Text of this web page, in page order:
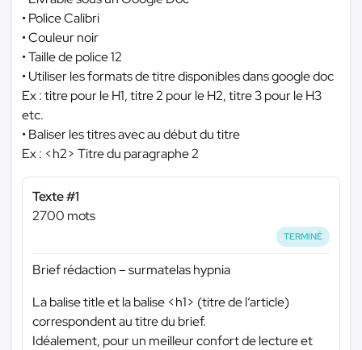
• Police Calibri
• Couleur noir
• Taille de police 12
• Utiliser les formats de titre disponibles dans google doc
Ex : titre pour le H1, titre 2 pour le H2, titre 3 pour le H3
etc.
• Baliser les titres avec au début du titre
Ex : <h2> Titre du paragraphe 2
Texte #1
2700 mots
TERMINÉ
Brief rédaction – surmatelas hypnia
La balise title et la balise <h1> (titre de l’article)
correspondent au titre du brief.
Idéalement, pour un meilleur confort de lecture et